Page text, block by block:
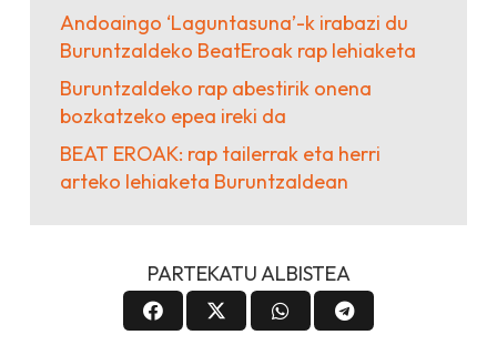
Andoaingo ‘Laguntasuna’-k irabazi du
Buruntzaldeko BeatEroak rap lehiaketa
Buruntzaldeko rap abestirik onena
bozkatzeko epea ireki da
BEAT EROAK: rap tailerrak eta herri
arteko lehiaketa Buruntzaldean
PARTEKATU ALBISTEA